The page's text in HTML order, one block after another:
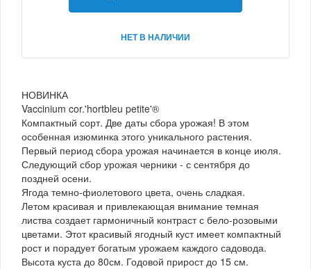
НЕТ В НАЛИЧИИ
НОВИНКА
Vaccinium cor.'hortbleu petite'®
Компактный сорт. Две даты сбора урожая! В этом
особенная изюминка этого уникального растения.
Первый период сбора урожая начинается в конце июля.
Следующий сбор урожая черники - с сентября до
поздней осени.
Ягода темно-фиолетового цвета, очень сладкая.
Летом красивая и привлекающая внимание темная
листва создает гармоничный контраст с бело-розовыми
цветами. Этот красивый ягодный куст имеет компактный
рост и порадует богатым урожаем каждого садовода.
Высота куста до 80см. Годовой прирост до 15 см.